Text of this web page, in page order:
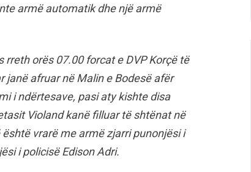
armë automatik dhe një armë
orës 07.00 forcat e DVP Korçë të
afruar në Malin e Bodesë afër
i ndërtesave, pasi aty kishte disa
Violand kanë filluar të shtënat në
vrarë me armë zjarri punonjësi i
i policisë Edison Adri.